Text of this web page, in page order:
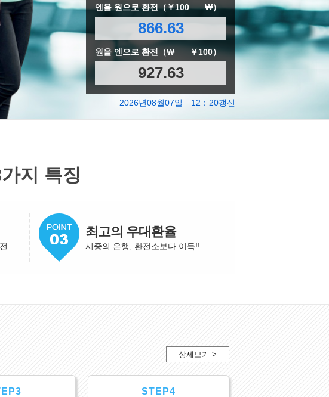
엔을 원으로 환전（￥100 ₩）
866.63
원을 엔으로 환전（₩ ￥100）
927.63
2026년08월07일 12：20갱신
지 특징
최고의 우대환율
시중의 은행, 환전소보다 이득!!
상세보기 >
STEP4